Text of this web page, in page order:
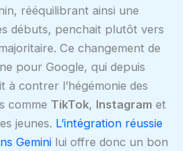
rééquilibrant ainsi une
débuts, penchait plutôt vers
Ce changement de
pour Google, qui depuis
à contrer l’hégémonie des
comme TikTok, Instagram et
jeunes. L’intégration réussie
Gemini lui offre donc un bon